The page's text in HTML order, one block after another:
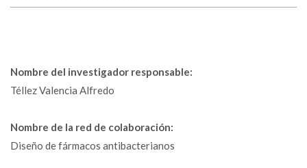
Nombre del investigador responsable:
Téllez Valencia Alfredo
Nombre de la red de colaboración:
Diseño de fármacos antibacterianos